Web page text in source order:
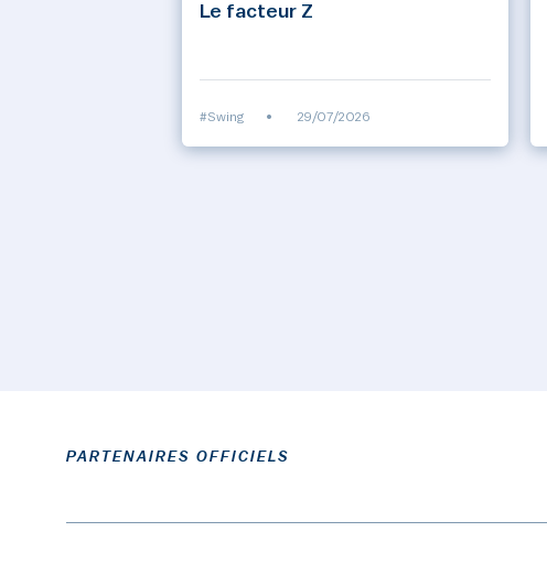
Le facteur Z
#Swing • 29/07/2026
PARTENAIRES OFFICIELS